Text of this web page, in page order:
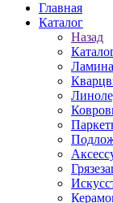
Главная
Каталог
Назад